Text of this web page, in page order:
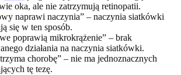
oka, ale nie zatrzymują retinopatii.
naprawi naczynia” – naczynia siatkówki
się w ten sposób.
poprawią mikrokrążenie” – brak
działania na naczynia siatkówki.
chorobę” – nie ma jednoznacznych
tę tezę.